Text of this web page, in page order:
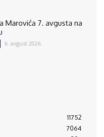
Marovića 7. avgusta na
6. avgust 2026.
11752
7064